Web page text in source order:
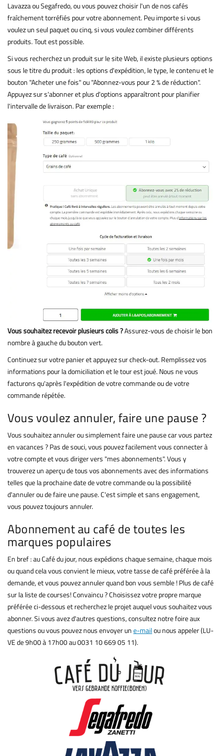
Lavazza ou Segafredo, ou vous pouvez choisir l'un de nos cafés
fraîchement torréfiés pour votre abonnement. Peu importe si vous
voulez un seul paquet ou cinq, si vous voulez combiner différents
produits. Tout est possible.
Si vous recherchez un produit sur le site Web, il existe plusieurs options
sous le titre du produit : les options d'expédition, le type, le contenu et le
bouton "Acheter une fois" ou "Abonnez-vous pour 2 % de réduction".
Appuyez sur s'abonner et plus d'options apparaîtront pour planifier
l'intervalle de livraison. Par exemple :
Vous souhaitez recevoir plusieurs colis ?Assurez-vous de choisir le bon
nombre à gauche du bouton vert.
Continuez sur votre panier et appuyez sur check-out. Remplissez vos
informations pour la domiciliation et le tour est joué. Nous ne vous
facturons qu'après l'expédition de votre commande ou de votre
commande répétée.
Vous voulez annuler, faire une pause ?
Vous souhaitez annuler ou simplement faire une pause car vous partez
en vacances ? Pas de souci, vous pouvez facilement vous connecter à
votre compte et vous diriger vers "mes abonnements". Vous y
trouverez un aperçu de tous vos abonnements avec des informations
telles que la prochaine date de votre commande ou la possibilité
d'annuler ou de faire une pause. C'est simple et sans engagement,
vous pouvez toujours annuler.
Abonnement au café de toutes les
marques populaires
En bref : au Café du jour, nous expédions chaque semaine, chaque mois
ou quand cela vous convient le mieux, votre tasse de café préférée à la
demande, et vous pouvez annuler quand bon vous semble ! Plus de café
sur la liste de courses! Convaincu ? Choisissez votre propre marque
préférée ci-dessous et recherchez le projet auquel vous souhaitez vous
abonner. Si vous avez d'autres questions, consultez notre foire aux
questions ou vous pouvez nous envoyer une-mailou nous appeler (LU-
VE de 9h00 à 17h00 au 0031 10 669 05 11).